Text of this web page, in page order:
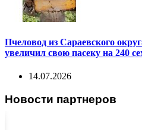
Пчеловод из Сараевского
увеличил свою пасеку на 240
14.07.2026
Новости партнеров